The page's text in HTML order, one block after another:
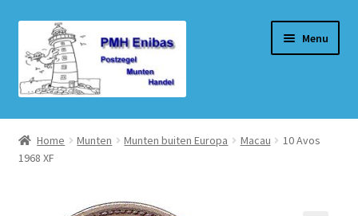
door
naar
navigatie
naar
de
inhoud
Menu
Home
Beurzen
Home Munten Munten buiten Europa Macau
10 Avos
1968 XF